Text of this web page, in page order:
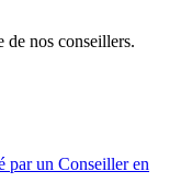
de nos conseillers.
par un Conseiller en